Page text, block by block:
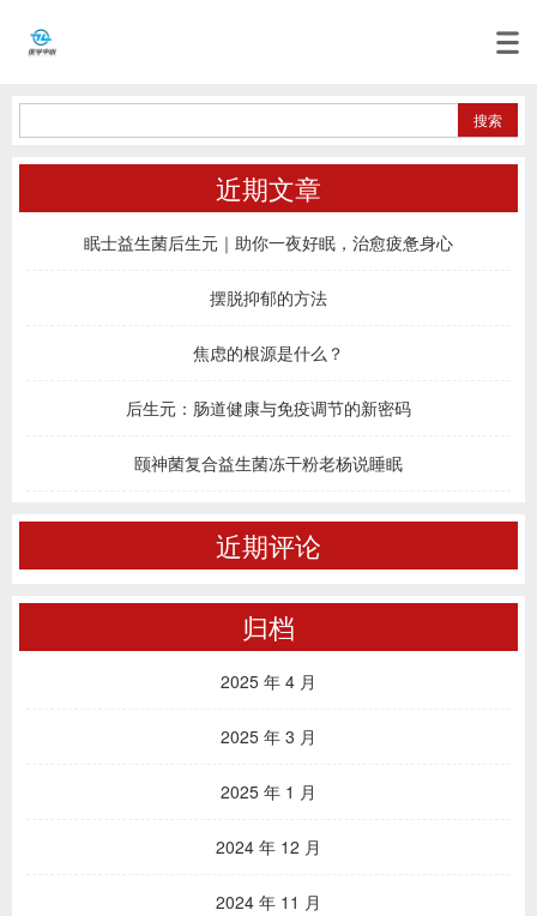
近期文章
眠士益生菌后生元｜助你一夜好眠，治愈疲惫身心
摆脱抑郁的方法
焦虑的根源是什么？
后生元：肠道健康与免疫调节的新密码
颐神菌复合益生菌冻干粉老杨说睡眠
近期评论
归档
2025 年 4 月
2025 年 3 月
2025 年 1 月
2024 年 12 月
2024 年 11 月